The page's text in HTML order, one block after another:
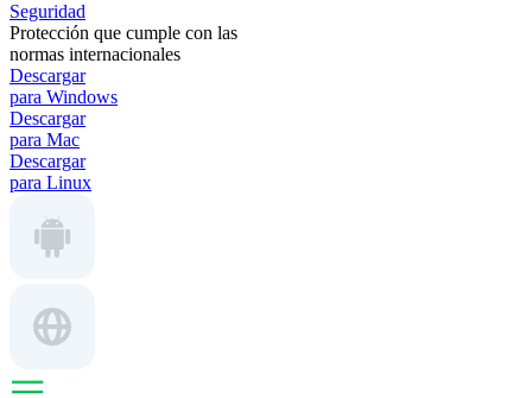
Seguridad
Protección que cumple con las
normas internacionales
Descargar
para Windows
Descargar
para Mac
Descargar
para Linux